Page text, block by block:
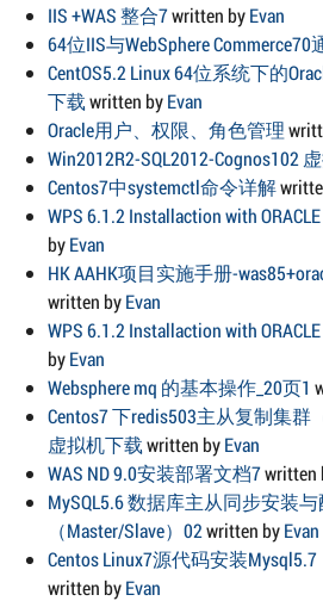
IIS +WAS 整合7written byEvan
64位IIS与WebSphere Commerce70
CentOS5.2 Linux 64位系统下的
下载written byEvan
Oracle用户、权限、角色管理
Win2012R2-SQL2012-Cognos102
Centos7中systemctl命令详解
WPS 6.1.2 Installaction with
byEvan
HK AAHK项目实施手册-
written byEvan
WPS 6.1.2 Installaction with
byEvan
Websphere mq 的基本操作_20页1
Centos7 下redis503主从复制集群
虚拟机下载written byEvan
WAS ND 9.0安装部署文档7written
MySQL5.6 数据库主从同步安装
（Master/Slave）02written byEvan
Centos Linux7源代码安装
written byEvan